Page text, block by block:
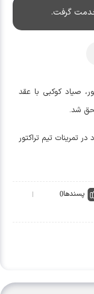
گرفت.
صیاد کوکبی با عقد
شد.
تیم تراکتور
پسندها0